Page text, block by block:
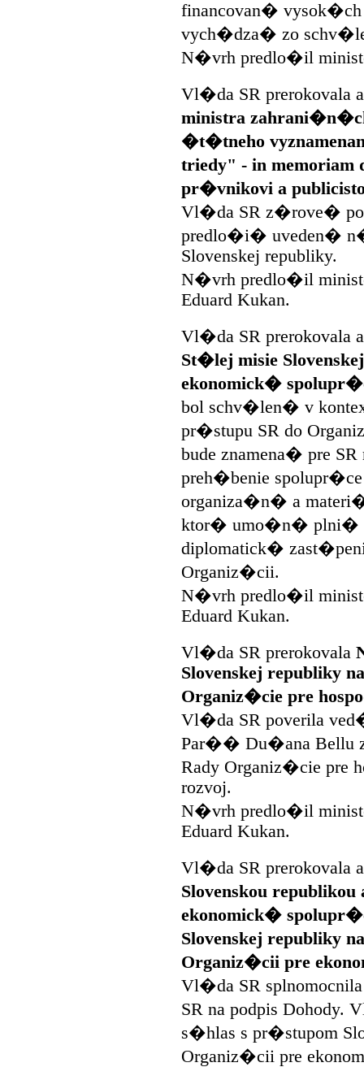
financovan�
vych�dza� zo
N�vrh predlo�il
Vl�da SR prerokovala
ministra
�t�tneho
triedy" - in
pr�vnikovi a
Vl�da SR z�rove�
predlo�i� uveden�
Slovenskej republiky.
N�vrh predlo�il
Eduard Kukan.
Vl�da SR prerokovala
St�lej misie
ekonomick�
bol schv�len� v
pr�stupu SR do
bude znamena� pre
preh�benie
organiza�n� a
ktor� umo�n� plni�
diplomatick�
Organiz�cii.
N�vrh predlo�il
Eduard Kukan.
Vl�da SR prerokovala
Slovenskej republiky
Organiz�cie pre
Vl�da SR poverila
Par�� Du�ana Bellu
Rady Organiz�cie pre
rozvoj.
N�vrh predlo�il
Eduard Kukan.
Vl�da SR prerokovala
Slovenskou
ekonomick�
Slovenskej republiky
Organiz�cii pre
Vl�da SR
SR na podpis
s�hlas s pr�stupom
Organiz�cii pre